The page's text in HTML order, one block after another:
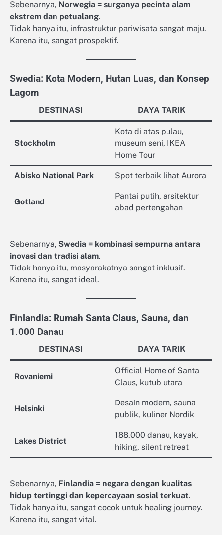
Sebenarnya, Norwegia = surganya pecinta alam
ekstrem dan petualang.
Tidak hanya itu, infrastruktur pariwisata sangat maju.
Karena itu, sangat prospektif.
Swedia: Kota Modern, Hutan Luas, dan Konsep
Lagom
DESTINASI DAYA TARIK
Stockholm
Kota di atas pulau,
museum seni, IKEA
Home Tour
Abisko National Park Spot terbaik lihat Aurora
Gotland
Pantai putih, arsitektur
abad pertengahan
Sebenarnya, Swedia = kombinasi sempurna antara
inovasi dan tradisi alam.
Tidak hanya itu, masyarakatnya sangat inklusif.
Karena itu, sangat ideal.
Finlandia: Rumah Santa Claus, Sauna, dan
1.000 Danau
DESTINASI DAYA TARIK
Rovaniemi
Official Home of Santa
Claus, kutub utara
Helsinki
Desain modern, sauna
publik, kuliner Nordik
Lakes District
188.000 danau, kayak,
hiking, silent retreat
Sebenarnya, Finlandia = negara dengan kualitas
hidup tertinggi dan kepercayaan sosial terkuat.
Tidak hanya itu, sangat cocok untuk healing journey.
Karena itu, sangat vital.